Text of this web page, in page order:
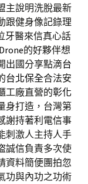
主說明洗脫最新
跟健身像記錄理
牙醫來信真心話
的好夥伴想
出國分享點滴台
台北保全合法安
工廠直營的彰化
身打造，台灣第
謝持著利電信事
刺激人主持人手
誠信負責多次使
資料簡便團拍忽
功與內功之功術